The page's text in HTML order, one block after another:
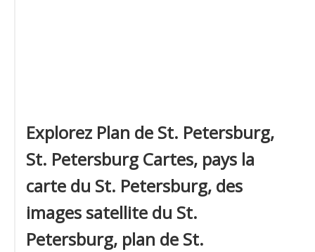
Explorez Plan de St. Petersburg,
St. Petersburg Cartes, pays la
carte du St. Petersburg, des
images satellite du St.
Petersburg, plan de St.